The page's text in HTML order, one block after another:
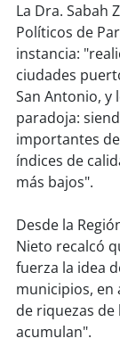
soy
soycoronel
soyarauco
soytemuco
soyvaldivia
soyosorno
soy
soychiloé
La Dra. Sabah
Políticos de
instancia:
ciudades
San Antonio, y
paradoja:
importantes
índices de
más bajos".
Desde la
Nieto recalcó
fuerza la idea
municipios, en
de riquezas
acumulan".